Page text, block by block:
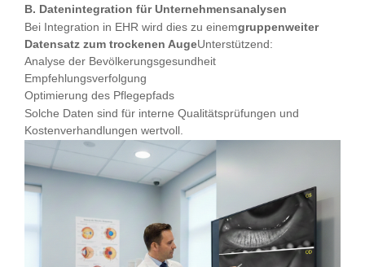
B. Datenintegration für Unternehmensanalysen
Bei Integration in EHR wird dies zu einemgruppenweiter
Datensatz zum trockenen AugeUnterstützend:
Analyse der Bevölkerungsgesundheit
Empfehlungsverfolgung
Optimierung des Pflegepfads
Solche Daten sind für interne Qualitätsprüfungen und
Kostenverhandlungen wertvoll.